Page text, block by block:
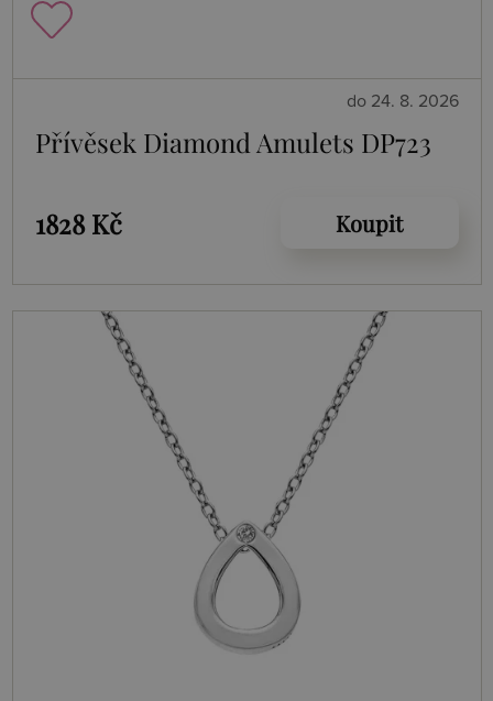
do 24. 8. 2026
Přívěsek Diamond Amulets DP723
1828 Kč Koupit